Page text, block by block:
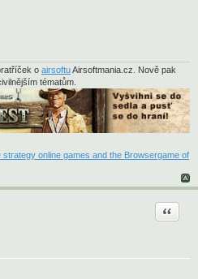
o airsoftuAirsoftmania.cz. Nově pak
tématům.
online games and the Browsergame of
Citace